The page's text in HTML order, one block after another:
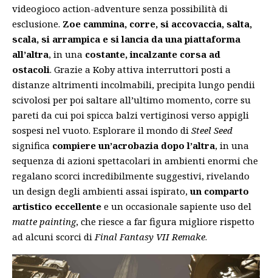
videogioco action-adventure senza possibilità di
esclusione. Zoe cammina, corre, si accovaccia, salta,
scala, si arrampica e si lancia da una piattaforma
all’altra, in una costante, incalzante corsa ad
ostacoli. Grazie a Koby attiva interruttori posti a
distanze altrimenti incolmabili, precipita lungo pendii
scivolosi per poi saltare all’ultimo momento, corre su
pareti da cui poi spicca balzi vertiginosi verso appigli
sospesi nel vuoto. Esplorare il mondo di Steel Seed
significa compiere un’acrobazia dopo l’altra, in una
sequenza di azioni spettacolari in ambienti enormi che
regalano scorci incredibilmente suggestivi, rivelando
un design degli ambienti assai ispirato, un comparto
artistico eccellente e un occasionale sapiente uso del
matte painting, che riesce a far figura migliore rispetto
ad alcuni scorci di Final Fantasy VII Remake.